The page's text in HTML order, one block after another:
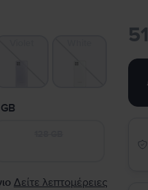
Δείτε λεπτομέρειες
51